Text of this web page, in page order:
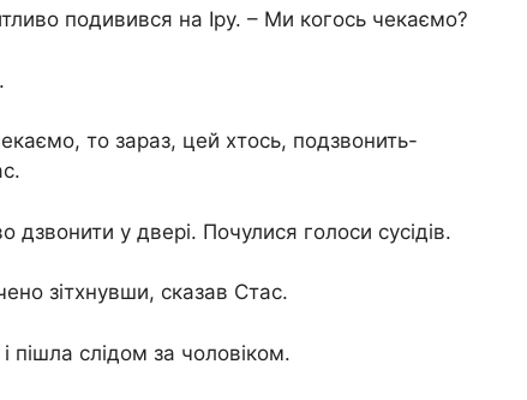
подивився на Іру. – Ми когось чекаємо?
то зараз, цей хтось, подзвонить-
у двері. Почулися голоси сусідів.
зітхнувши, сказав Стас.
пішла слідом за чоловіком.